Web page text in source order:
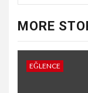
MORE
EĞLENCE